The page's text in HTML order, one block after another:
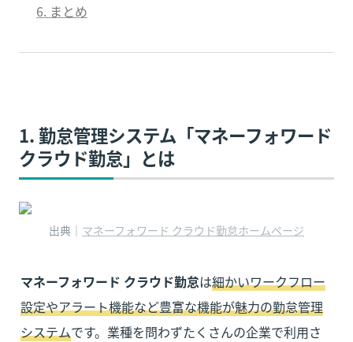
6. まとめ
1. 勤怠管理システム「マネーフォワード
クラウド勤怠」とは
出典｜ マネーフォワード クラウド勤怠ホームページ
マネーフォワード クラウド勤怠は細かいワークフロー
設定やアラート機能など豊富な機能が魅力の勤怠管理
システムです。業種を問わずたくさんの企業で利用さ